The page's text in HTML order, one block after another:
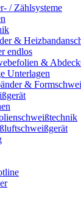
/ Zählsysteme
&
endlos
&
Unterlagen
&